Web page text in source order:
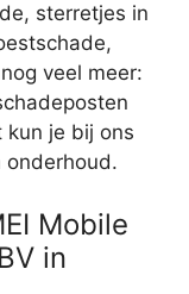
sterretjes in
veel meer:
kun je bij ons
onderhoud.
Mobile
in